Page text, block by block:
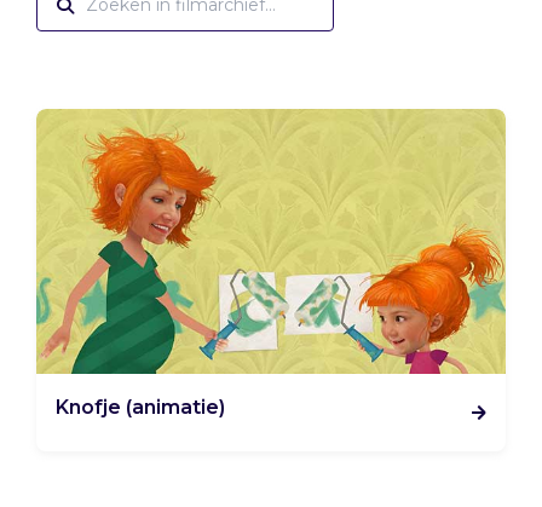
Knofje (animatie)